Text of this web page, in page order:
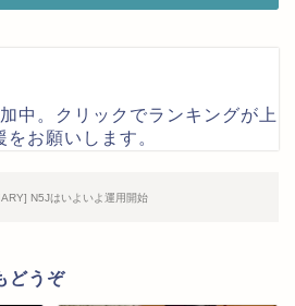
中。クリックでランキングが上
お願いします。
N5Jはいよいよ運用開始
どうぞ